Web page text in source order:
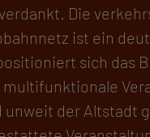
Die
ist ein
sich das
unweit der Altstadt